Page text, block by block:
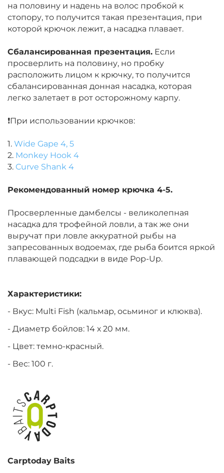
на половину и надень на волос пробкой к
стопору, то получится такая презентация, при
которой крючок лежит, а насадка плавает.
Сбалансированная презентация. Если
просверлить на половину, но пробку
расположить лицом к крючку, то получится
сбалансированная донная насадка, которая
легко залетает в рот осторожному карпу.
❗️При использовании крючков:
1. Wide Gape 4, 5
2. Monkey Hook 4
3. Curve Shank 4
Рекомендованный номер крючка 4-5.
Просверленные дамбелсы - великолепная
насадка для трофейной ловли, а так же они
выручат при ловле аккуратной рыбы на
запресованных водоемах, где рыба боится яркой
плавающей подсадки в виде Pop-Up.
Характеристики:
- Вкус: Multi Fish (кальмар, осьминог и клюква).
- Диаметр бойлов: 14 х 20 мм.
- Цвет: темно-красный.
- Вес: 100 г.
Carptoday Baits